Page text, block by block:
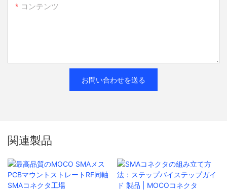
コンテンツ
お問い合わせを送る
関連製品